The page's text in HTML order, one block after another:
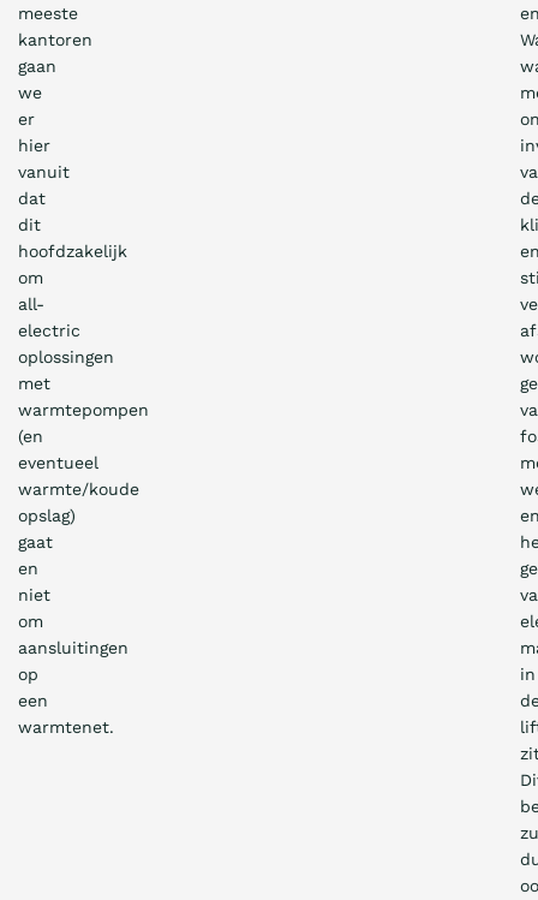
meeste
kantoren
gaan
we
er
hier
vanuit
dat
dit
hoofdzakelijk
om
all-
electric
oplossingen
met
warmtepompen
(en
eventueel
warmte/koude
opslag)
gaat
en
niet
om
aansluitingen
op
een
warmtenet.
in